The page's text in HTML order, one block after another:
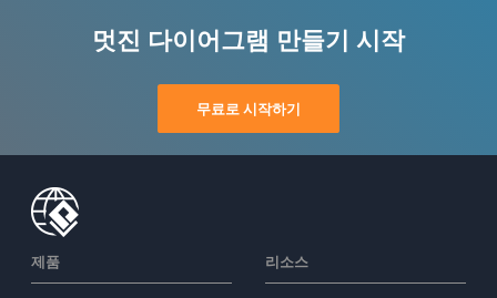
멋진 다이어그램 만들기 시작
무료로 시작하기
제품 리소스